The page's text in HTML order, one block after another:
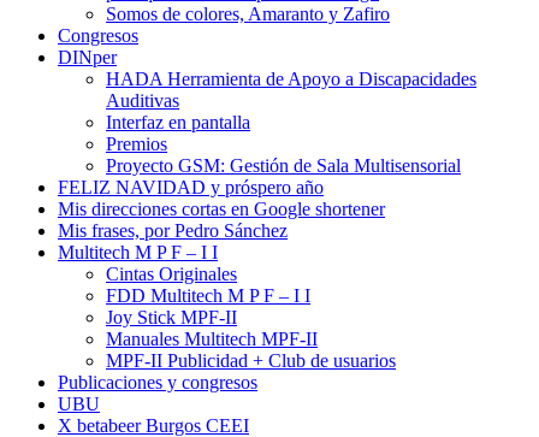
Somos de colores, Amaranto y Zafiro
Congresos
DINper
HADA Herramienta de Apoyo a Discapacidades
Auditivas
Interfaz en pantalla
Premios
Proyecto GSM: Gestión de Sala Multisensorial
FELIZ NAVIDAD y próspero año
Mis direcciones cortas en Google shortener
Mis frases, por Pedro Sánchez
Multitech M P F – I I
Cintas Originales
FDD Multitech M P F – I I
Joy Stick MPF-II
Manuales Multitech MPF-II
MPF-II Publicidad + Club de usuarios
Publicaciones y congresos
UBU
X betabeer Burgos CEEI